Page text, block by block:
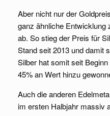
Aber nicht nur der
ganz ähnliche Entwicklung
ab. So stieg der Preis für
Stand seit 2013 und damit
Silber hat somit seit
45% an Wert hinzu
Auch die anderen
im ersten Halbjahr massiv